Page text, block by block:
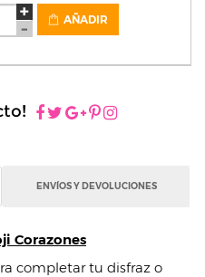
AÑADIR
ENVÍOS Y DEVOLUCIONES
Corazones
completar tu disfraz o